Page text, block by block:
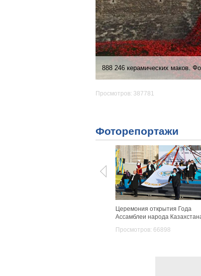
888 246 керамических маков.
Просмотров: 387781
Фоторепортажи
Церемония открытия Года
Ассамблеи народа
Просмотров: 66898